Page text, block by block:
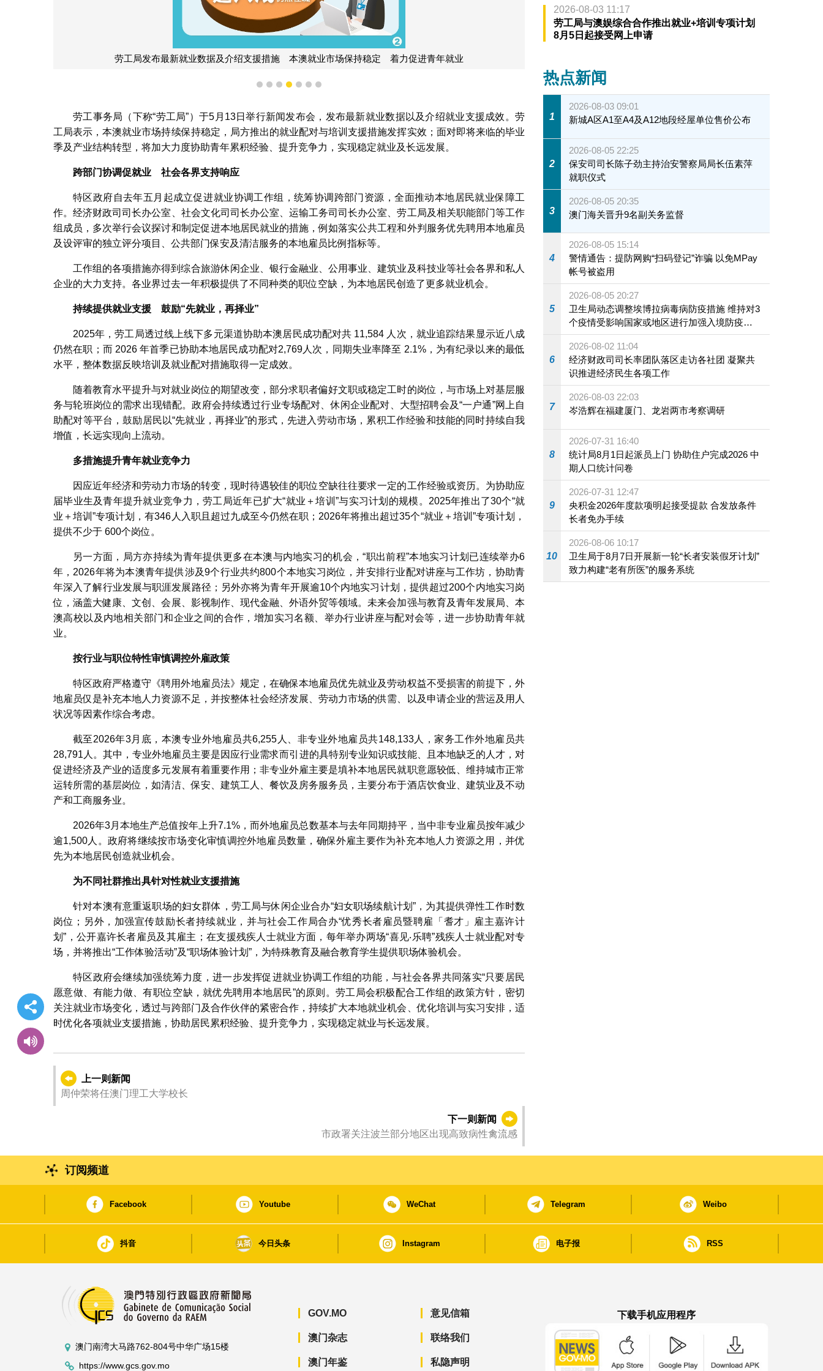
劳工局发布最新就业数据及介绍支援措施 本澳就业市场保持稳定 着力促进青年就业
1 2 3 4 5 6 7
劳工事务局（下称“劳工局”）于5月13日举行新闻发布会，发布最新就业数据以及介绍就业支援成效。劳
工局表示，本澳就业市场持续保持稳定，局方推出的就业配对与培训支援措施发挥实效；面对即将来临的毕业
季及产业结构转型，将加大力度协助青年累积经验、提升竞争力，实现稳定就业及长远发展。
跨部门协调促就业 社会各界支持响应
特区政府自去年五月起成立促进就业协调工作组，统筹协调跨部门资源，全面推动本地居民就业保障工
作。经济财政司司长办公室、社会文化司司长办公室、运输工务司司长办公室、劳工局及相关职能部门等工作
组成员，多次举行会议探讨和制定促进本地居民就业的措施，例如落实公共工程和外判服务优先聘用本地雇员
及设评审的独立评分项目、公共部门保安及清洁服务的本地雇员比例指标等。
工作组的各项措施亦得到综合旅游休闲企业、银行金融业、公用事业、建筑业及科技业等社会各界和私人
企业的大力支持。各业界过去一年积极提供了不同种类的职位空缺，为本地居民创造了更多就业机会。
持续提供就业支援 鼓励“先就业，再择业”
2025年，劳工局透过线上线下多元渠道协助本澳居民成功配对共 11,584 人次，就业追踪结果显示近八成
仍然在职；而 2026 年首季已协助本地居民成功配对2,769人次，同期失业率降至 2.1%，为有纪录以来的最低
水平，整体数据反映培训及就业配对措施取得一定成效。
随着教育水平提升与对就业岗位的期望改变，部分求职者偏好文职或稳定工时的岗位，与市场上对基层服
务与轮班岗位的需求出现错配。政府会持续透过行业专场配对、休闲企业配对、大型招聘会及“一户通”网上自
助配对等平台，鼓励居民以“先就业，再择业”的形式，先进入劳动市场，累积工作经验和技能的同时持续自我
增值，长远实现向上流动。
多措施提升青年就业竞争力
因应近年经济和劳动力市场的转变，现时待遇较佳的职位空缺往往要求一定的工作经验或资历。为协助应
届毕业生及青年提升就业竞争力，劳工局近年已扩大“就业＋培训”与实习计划的规模。2025年推出了30个“就
业＋培训”专项计划，有346人入职且超过九成至今仍然在职；2026年将推出超过35个“就业＋培训”专项计划，
提供不少于 600个岗位。
另一方面，局方亦持续为青年提供更多在本澳与内地实习的机会，“职出前程”本地实习计划已连续举办6
年，2026年将为本澳青年提供涉及9个行业共约800个本地实习岗位，并安排行业配对讲座与工作坊，协助青
年深入了解行业发展与职涯发展路径；另外亦将为青年开展逾10个内地实习计划，提供超过200个内地实习岗
位，涵盖大健康、文创、会展、影视制作、现代金融、外语外贸等领域。未来会加强与教育及青年发展局、本
澳高校以及内地相关部门和企业之间的合作，增加实习名额、举办行业讲座与配对会等，进一步协助青年就
业。
按行业与职位特性审慎调控外雇政策
特区政府严格遵守《聘用外地雇员法》规定，在确保本地雇员优先就业及劳动权益不受损害的前提下，外
地雇员仅是补充本地人力资源不足，并按整体社会经济发展、劳动力市场的供需、以及申请企业的营运及用人
状况等因素作综合考虑。
截至2026年3月底，本澳专业外地雇员共6,255人、非专业外地雇员共148,133人，家务工作外地雇员共
28,791人。其中，专业外地雇员主要是因应行业需求而引进的具特别专业知识或技能、且本地缺乏的人才，对
促进经济及产业的适度多元发展有着重要作用；非专业外雇主要是填补本地居民就职意愿较低、维持城市正常
运转所需的基层岗位，如清洁、保安、建筑工人、餐饮及房务服务员，主要分布于酒店饮食业、建筑业及不动
产和工商服务业。
2026年3月本地生产总值按年上升7.1%，而外地雇员总数基本与去年同期持平，当中非专业雇员按年减少
逾1,500人。政府将继续按市场变化审慎调控外地雇员数量，确保外雇主要作为补充本地人力资源之用，并优
先为本地居民创造就业机会。
为不同社群推出具针对性就业支援措施
针对本澳有意重返职场的妇女群体，劳工局与休闲企业合办“妇女职场续航计划”，为其提供弹性工作时数
岗位；另外，加强宣传鼓励长者持续就业，并与社会工作局合办“优秀长者雇员暨聘雇「耆才」雇主嘉许计
划”，公开嘉许长者雇员及其雇主；在支援残疾人士就业方面，每年举办两场“喜见‧乐聘”残疾人士就业配对专
场，并将推出“工作体验活动”及“职场体验计划”，为特殊教育及融合教育学生提供职场体验机会。
特区政府会继续加强统筹力度，进一步发挥促进就业协调工作组的功能，与社会各界共同落实“只要居民
愿意做、有能力做、有职位空缺，就优先聘用本地居民”的原则。劳工局会积极配合工作组的政策方针，密切
关注就业市场变化，透过与跨部门及合作伙伴的紧密合作，持续扩大本地就业机会、优化培训与实习安排，适
时优化各项就业支援措施，协助居民累积经验、提升竞争力，实现稳定就业与长远发展。
上一则新闻
周仲荣将任澳门理工大学校长
下一则新闻
市政署关注波兰部分地区出现高致病性禽流感
2026-08-03 11:17
劳工局与澳娱综合合作推出就业+培训专项计划
8月5日起接受网上申请
热点新闻
1
2026-08-03 09:01
新城A区A1至A4及A12地段经屋单位售价公布
2
2026-08-05 22:25
保安司司长陈子劲主持治安警察局局长伍素萍
就职仪式
3
2026-08-05 20:35
澳门海关晋升9名副关务监督
4
2026-08-05 15:14
警情通告：提防网购“扫码登记”诈骗 以免MPay
帐号被盗用
5
2026-08-05 20:27
卫生局动态调整埃博拉病毒病防疫措施 维持对3
个疫情受影响国家或地区进行加强入境防疫措
施
6
2026-08-02 11:04
经济财政司司长率团队落区走访各社团 凝聚共
识推进经济民生各项工作
7
2026-08-03 22:03
岑浩辉在福建厦门、龙岩两市考察调研
8
2026-07-31 16:40
统计局8月1日起派员上门 协助住户完成2026 中
期人口统计问卷
9
2026-07-31 12:47
央积金2026年度款项明起接受提款 合发放条件
长者免办手续
10
2026-08-06 10:17
卫生局于8月7日开展新一轮“长者安装假牙计划”
致力构建“老有所医”的服务系统
订阅频道
Facebook Youtube WeChat Telegram Weibo
抖音 今日头条 Instagram 电子报 RSS
澳门南湾大马路762-804号中华广场15楼
https://www.gcs.gov.mo
GOV.MO
澳门杂志
澳门年鉴
意见信箱
联络我们
私隐声明
下载手机应用程序